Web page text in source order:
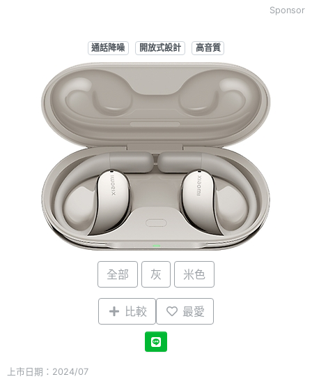
Sponsor
通話降噪 開放式設計 高音質
全部 灰 米色
比較 最愛
上市日期：2024/07